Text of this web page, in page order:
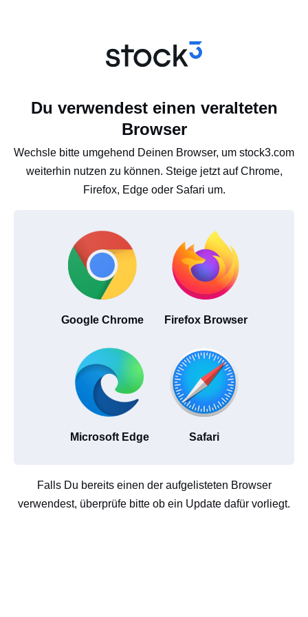
Du verwendest einen veralteten
Browser
Wechsle bitte umgehend Deinen Browser, um stock3.com
weiterhin nutzen zu können. Steige jetzt auf Chrome,
Firefox, Edge oder Safari um.
Google Chrome Firefox Browser
Microsoft Edge Safari
Falls Du bereits einen der aufgelisteten Browser
verwendest, überprüfe bitte ob ein Update dafür vorliegt.